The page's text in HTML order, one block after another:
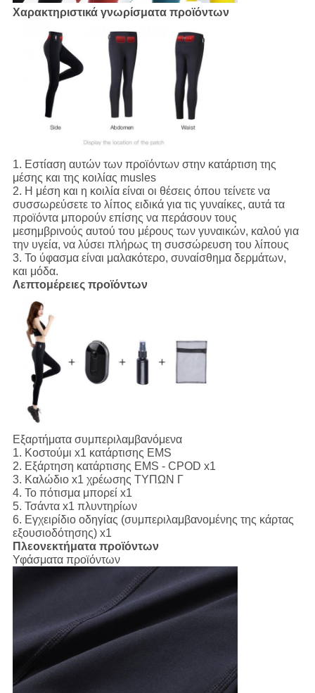
Χαρακτηριστικά γνωρίσματα προϊόντων
1. Εστίαση αυτών των προϊόντων στην κατάρτιση της
μέσης και της κοιλίας musles
2. Η μέση και η κοιλία είναι οι θέσεις όπου τείνετε να
συσσωρεύσετε το λίπος ειδικά για τις γυναίκες, αυτά τα
προϊόντα μπορούν επίσης να περάσουν τους
μεσημβρινούς αυτού του μέρους των γυναικών, καλού για
την υγεία, να λύσει πλήρως τη συσσώρευση του λίπους
3. Το ύφασμα είναι μαλακότερο, συναίσθημα δερμάτων,
και μόδα.
Λεπτομέρειες προϊόντων
Εξαρτήματα συμπεριλαμβανόμενα
1. Κοστούμι x1 κατάρτισης EMS
2. Εξάρτηση κατάρτισης EMS - CPOD x1
3. Καλώδιο x1 χρέωσης ΤΥΠΩΝ Γ
4. Το πότισμα μπορεί x1
5. Τσάντα x1 πλυντηρίων
6. Εγχειρίδιο οδηγίας (συμπεριλαμβανομένης της κάρτας
εξουσιοδότησης) x1
Πλεονεκτήματα προϊόντων
Υφάσματα προϊόντων